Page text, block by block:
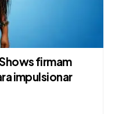
firmam
impulsionar